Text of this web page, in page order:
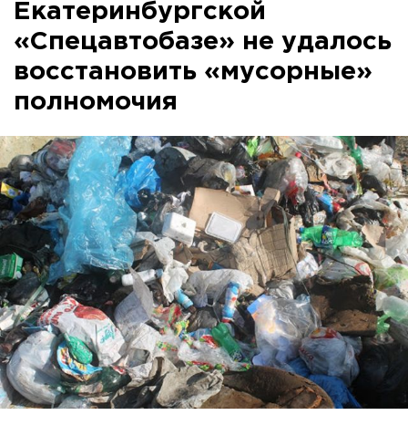
Екатеринбургской
«Спецавтобазе» не удалось
восстановить «мусорные»
полномочия